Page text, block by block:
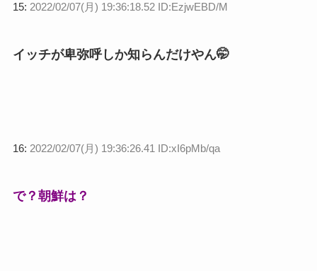
15: 2022/02/07(月) 19:36:18.52 ID:EzjwEBD/M
イッチが卑弥呼しか知らんだけやん🤭
16: 2022/02/07(月) 19:36:26.41 ID:xI6pMb/qa
で？朝鮮は？